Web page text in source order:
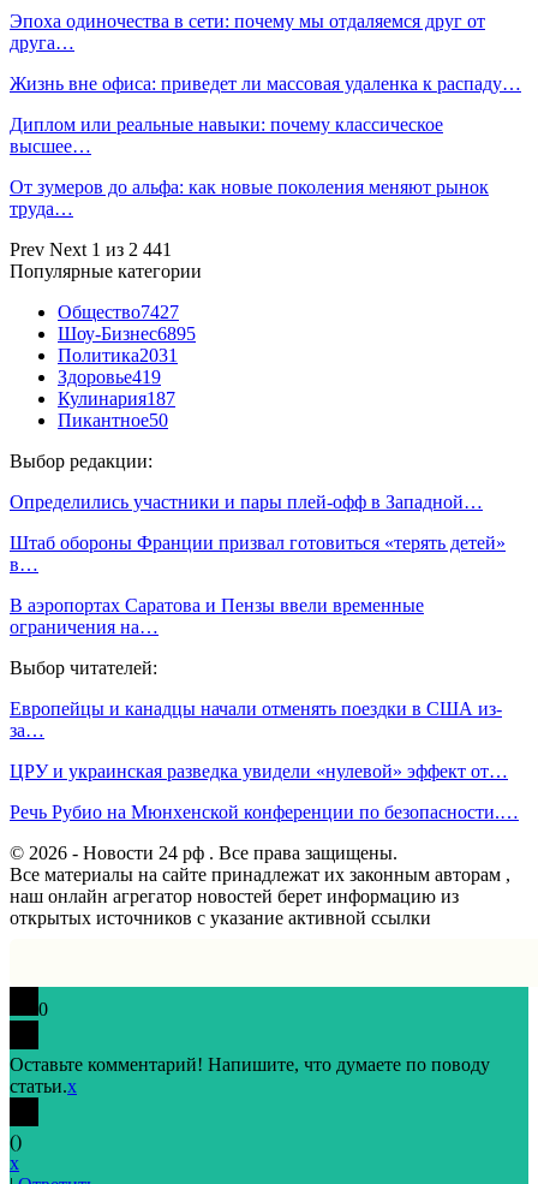
Эпоха одиночества в сети: почему мы отдаляемся друг от
друга…
Жизнь вне офиса: приведет ли массовая удаленка к распаду…
Диплом или реальные навыки: почему классическое
высшее…
От зумеров до альфа: как новые поколения меняют рынок
труда…
Prev Next 1 из 2 441
Популярные категории
Общество7427
Шоу-Бизнес6895
Политика2031
Здоровье419
Кулинария187
Пикантное50
Выбор редакции:
Определились участники и пары плей-офф в Западной…
Штаб обороны Франции призвал готовиться «терять детей»
в…
В аэропортах Саратова и Пензы ввели временные
ограничения на…
Выбор читателей:
Европейцы и канадцы начали отменять поездки в США из-
за…
ЦРУ и украинская разведка увидели «нулевой» эффект от…
Речь Рубио на Мюнхенской конференции по безопасности.…
© 2026 - Новости 24 рф . Все права защищены.
Все материалы на сайте принадлежат их законным авторам ,
наш онлайн агрегатор новостей берет информацию из
открытых источников с указание активной ссылки
0
Оставьте комментарий! Напишите, что думаете по поводу
статьи.x
()
x